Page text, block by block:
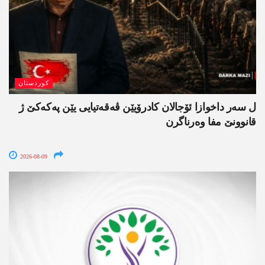
کوردستان
ل سەر داخوازا ئۆجالان کادرۆیێن ڤەقەتیایی یێن پەکەکێ ژ
قانوونێ مفا وەرناگرن
2026-08-09